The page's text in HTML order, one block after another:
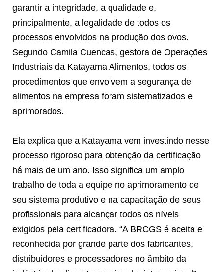
garantir a integridade, a qualidade e,
principalmente, a legalidade de todos os
processos envolvidos na produção dos ovos.
Segundo Camila Cuencas, gestora de Operações
Industriais da Katayama Alimentos, todos os
procedimentos que envolvem a segurança de
alimentos na empresa foram sistematizados e
aprimorados.
Ela explica que a Katayama vem investindo nesse
processo rigoroso para obtenção da certificação
há mais de um ano. Isso significa um amplo
trabalho de toda a equipe no aprimoramento de
seu sistema produtivo e na capacitação de seus
profissionais para alcançar todos os níveis
exigidos pela certificadora. “A BRCGS é aceita e
reconhecida por grande parte dos fabricantes,
distribuidores e processadores no âmbito da